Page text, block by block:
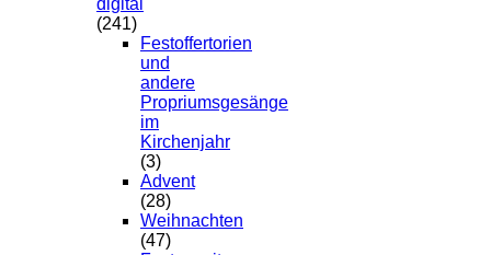
digital
(241)
Festoffertorien
und
andere
Propriumsgesänge
im
Kirchenjahr
(3)
Advent
(28)
Weihnachten
(47)